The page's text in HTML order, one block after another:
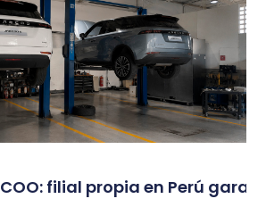
filial propia en Perú